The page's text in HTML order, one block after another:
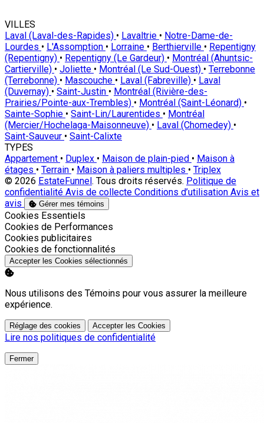
VILLES
Laval (Laval-des-Rapides) • Lavaltrie • Notre-Dame-de-
Lourdes • L'Assomption • Lorraine • Berthierville • Repentigny
(Repentigny) • Repentigny (Le Gardeur) • Montréal (Ahuntsic-
Cartierville) • Joliette • Montréal (Le Sud-Ouest) • Terrebonne
(Terrebonne) • Mascouche • Laval (Fabreville) • Laval
(Duvernay) • Saint-Justin • Montréal (Rivière-des-
Prairies/Pointe-aux-Trembles) • Montréal (Saint-Léonard) •
Sainte-Sophie • Saint-Lin/Laurentides • Montréal
(Mercier/Hochelaga-Maisonneuve) • Laval (Chomedey) •
Saint-Sauveur • Saint-Calixte
TYPES
Appartement • Duplex • Maison de plain-pied • Maison à
étages • Terrain • Maison à paliers multiples • Triplex
© 2026 EstateFunnel . Tous droits réservés. Politique de
confidentialité Avis de collecte Conditions d’utilisation Avis et
avis
Gérer mes témoins
Activer
Cookies Essentiels
Activer
Cookies de Performances
Activer
Cookies publicitaires
Activer
Cookies de fonctionnalités
Accepter les Cookies sélectionnés
Nous utilisons des Témoins pour vous assurer la meilleure
expérience.
Réglage des cookies Accepter les Cookies
Lire nos politiques de confidentialité
Fermer